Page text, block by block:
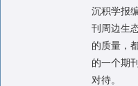
沉积学报
刊周边生
的质量，
的一个期
对待。